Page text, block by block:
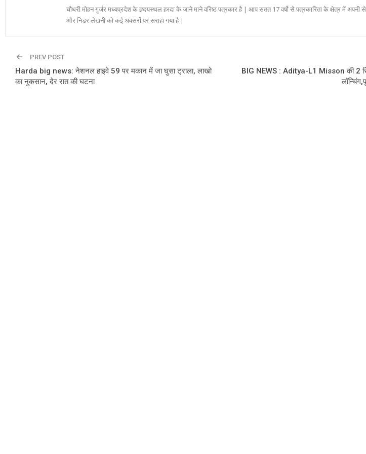
चौधरी मोहन गुर्जर मध्यप्रदेश के ह्र्दयस्थल हरदा के जाने माने वरिष्ठ पत्रकार है | आप सतत 17 वर्षो से पत्रकारिता के क्षेत्र में अपनी
और निडर लेखनी को कई अवसरों पर सराहा गया है |
PREV POST
Harda big news: नेशनल हाइवे 59 पर मकान में जा घुसा ट्राला, लाखो
का नुकसान, देर रात की घटना
BIG NEWS : Aditya-L1 Misson की 2